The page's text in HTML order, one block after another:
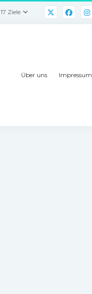
17 Ziele
Über uns Impressum